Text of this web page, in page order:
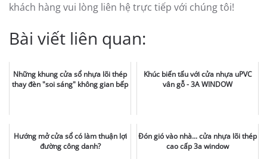
khách hàng vui lòng liên hệ trực tiếp với chúng tôi!
Bài viết liên quan:
Những khung cửa sổ nhựa lõi thép
thay đèn "soi sáng" không gian bếp
Khúc biến tấu với cửa nhựa uPVC
vân gỗ - 3A WINDOW
Hướng mở cửa sổ có làm thuận lợi
đường công danh?
Đón gió vào nhà... cửa nhựa lõi thép
cao cấp 3a window